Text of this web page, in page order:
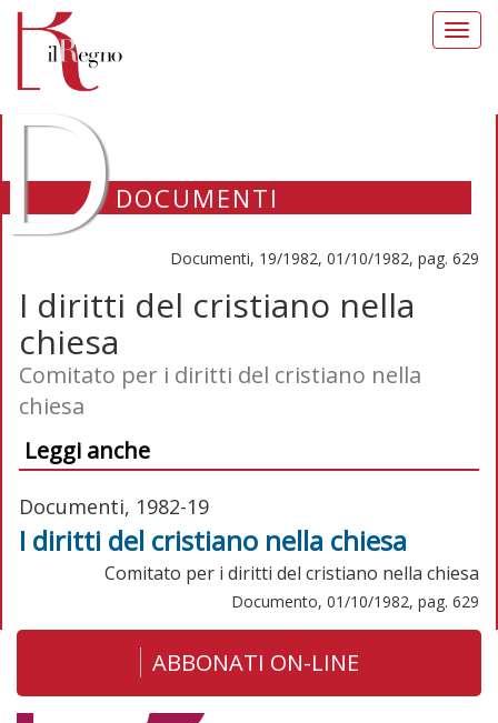
DOCUMENTI
Documenti, 19/1982, 01/10/1982, pag. 629
I diritti del cristiano nella
chiesa
Comitato per i diritti del cristiano nella
chiesa
Leggi anche
Documenti, 1982-19
I diritti del cristiano nella chiesa
Comitato per i diritti del cristiano nella chiesa
Documento, 01/10/1982, pag. 629
ABBONATI ON-LINE